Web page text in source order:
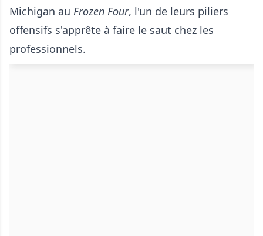
Michigan au Frozen Four, l'un de leurs piliers
offensifs s'apprête à faire le saut chez les
professionnels.